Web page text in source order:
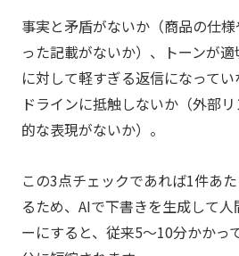
事実と矛盾がないか（商品の仕
った記載がないか）、トーンが
に対して軽すぎる返信になって
ドラインに抵触しないか（外部
的な表現がないか）。
この3点チェックであれば1件あ
るため、AIで下書きを生成して
ーにすると、従来5〜10分かかっ